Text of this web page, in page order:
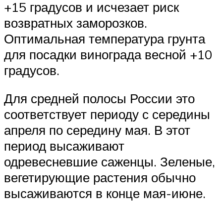
+15 градусов и исчезает риск
возвратных заморозков.
Оптимальная температура грунта
для посадки винограда весной +10
градусов.
Для средней полосы России это
соответствует периоду с середины
апреля по середину мая. В этот
период высаживают
одревесневшие саженцы. Зеленые,
вегетирующие растения обычно
высаживаются в конце мая-июне.